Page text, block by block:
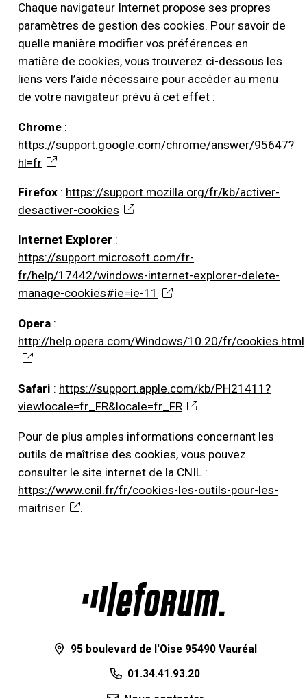
Chaque navigateur Internet propose ses propres
paramètres de gestion des cookies. Pour savoir de
quelle manière modifier vos préférences en
matière de cookies, vous trouverez ci-dessous les
liens vers l’aide nécessaire pour accéder au menu
de votre navigateur prévu à cet effet :
Chrome :
https://support.google.com/chrome/answer/95647?
hl=fr
Firefox : https://support.mozilla.org/fr/kb/activer-
desactiver-cookies
Internet Explorer :
https://support.microsoft.com/fr-
fr/help/17442/windows-internet-explorer-delete-
manage-cookies#ie=ie-11
Opera :
http://help.opera.com/Windows/10.20/fr/cookies.html
Safari : https://support.apple.com/kb/PH21411?
viewlocale=fr_FR&locale=fr_FR
Pour de plus amples informations concernant les
outils de maîtrise des cookies, vous pouvez
consulter le site internet de la CNIL :
https://www.cnil.fr/fr/cookies-les-outils-pour-les-
maitriser
.
95 boulevard de l'Oise 95490 Vauréal
01.34.41.93.20